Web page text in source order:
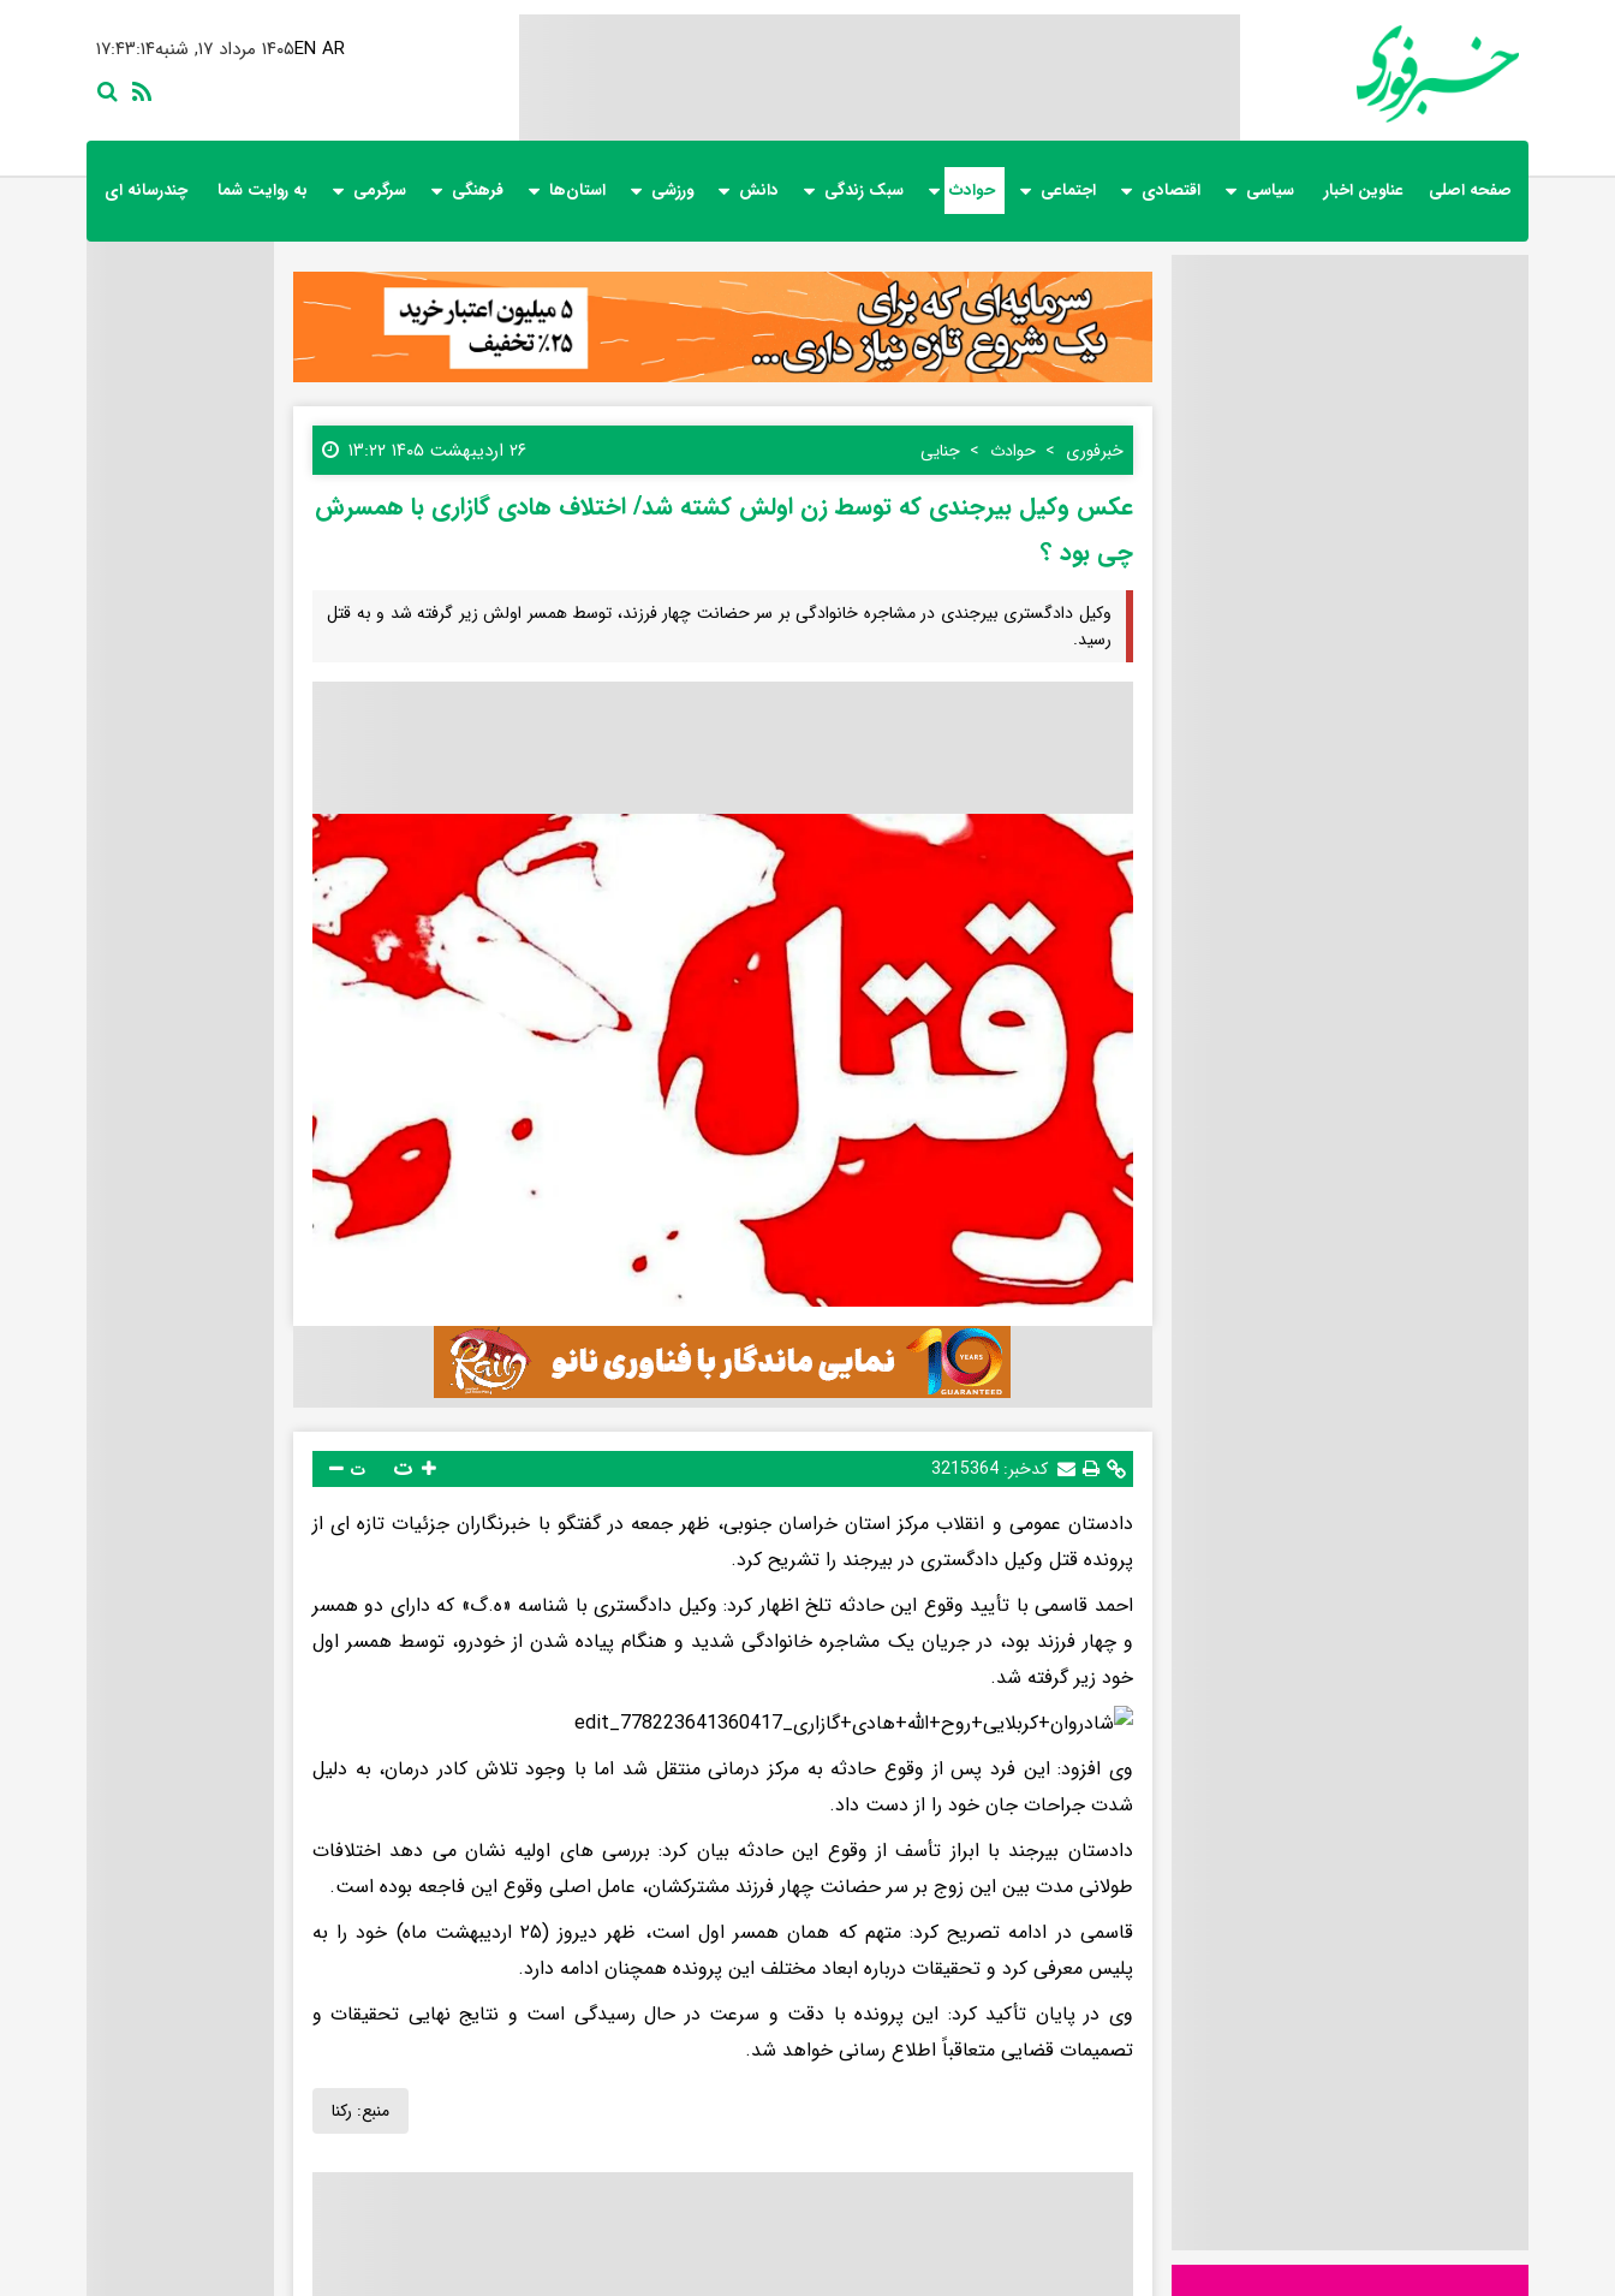
۱۷:۴۳:۱۶ ۱۴۰۵ مرداد ۱۷, شنبهEN AR
صفحه اصلی عناوین اخبار سیاسی اقتصادی اجتماعی حوادث سبک زندگی دانش ورزشی استان‌ها فرهنگی سرگرمی به روایت شما چندرسانه ای
خبرفوری حوادث جنایی ۲۶ اردیبهشت ۱۴۰۵ ۱۳:۲۲
عکس وکیل بیرجندی که توسط زن اولش کشته شد/ اختلاف هادی گازاری با همسرش
چی بود ؟
وکیل دادگستری بیرجندی در مشاجره خانوادگی بر سر حضانت چهار فرزند، توسط همسر اولش زیر گرفته شد و به قتل
رسید.
کدخبر:3215364 ت
دادستان عمومی و انقلاب مرکز استان خراسان جنوبی، ظهر جمعه در گفتگو با خبرنگاران جزئیات تازه ای از
پرونده قتل وکیل دادگستری در بیرجند را تشریح کرد.
احمد قاسمی با تأیید وقوع این حادثه تلخ اظهار کرد: وکیل دادگستری با شناسه «ه.گ» که دارای دو همسر
و چهار فرزند بود، در جریان یک مشاجره خانوادگی شدید و هنگام پیاده شدن از خودرو، توسط همسر اول
خود زیر گرفته شد.
وی افزود: این فرد پس از وقوع حادثه به مرکز درمانی منتقل شد اما با وجود تلاش کادر درمان، به دلیل
شدت جراحات جان خود را از دست داد.
دادستان بیرجند با ابراز تأسف از وقوع این حادثه بیان کرد: بررسی های اولیه نشان می دهد اختلافات
طولانی مدت بین این زوج بر سر حضانت چهار فرزند مشترکشان، عامل اصلی وقوع این فاجعه بوده است.
قاسمی در ادامه تصریح کرد: متهم که همان همسر اول است، ظهر دیروز (۲۵ اردیبهشت ماه) خود را به
پلیس معرفی کرد و تحقیقات درباره ابعاد مختلف این پرونده همچنان ادامه دارد.
وی در پایان تأکید کرد: این پرونده با دقت و سرعت در حال رسیدگی است و نتایج نهایی تحقیقات و
تصمیمات قضایی متعاقباً اطلاع رسانی خواهد شد.
منبع: رکنا